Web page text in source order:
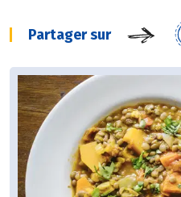
Partager sur